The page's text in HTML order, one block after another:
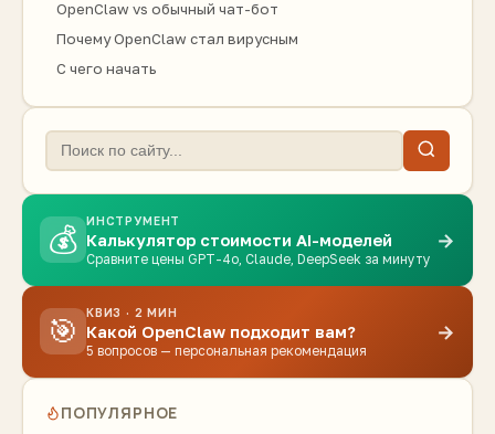
OpenClaw vs обычный чат-бот
Почему OpenClaw стал вирусным
С чего начать
💰
ИНСТРУМЕНТ
Калькулятор стоимости AI-моделей
Сравните цены GPT-4o, Claude, DeepSeek за минуту
→
🎯
КВИЗ · 2 МИН
Какой OpenClaw подходит вам?
5 вопросов — персональная рекомендация
→
ПОПУЛЯРНОЕ